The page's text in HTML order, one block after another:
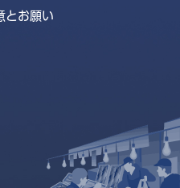
とお願い